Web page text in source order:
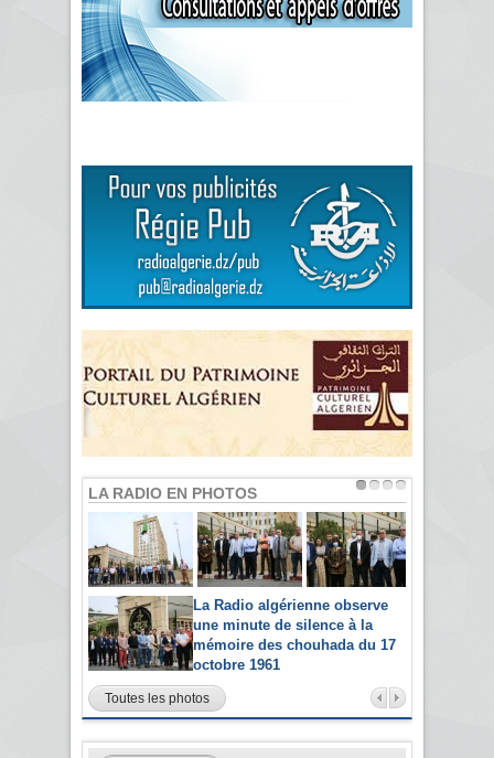
LA RADIO EN PHOTOS
La Radio algérienne observe
une minute de silence à la
mémoire des chouhada du 17
octobre 1961
Toutes les photos